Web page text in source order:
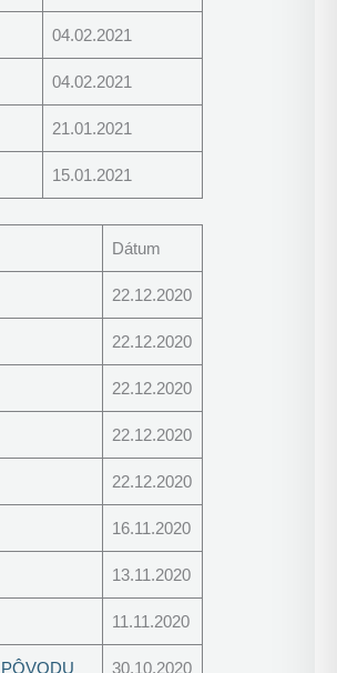
04.02.2021
04.02.2021
21.01.2021
15.01.2021
Dátum
22.12.2020
22.12.2020
22.12.2020
22.12.2020
22.12.2020
16.11.2020
13.11.2020
11.11.2020
30.10.2020